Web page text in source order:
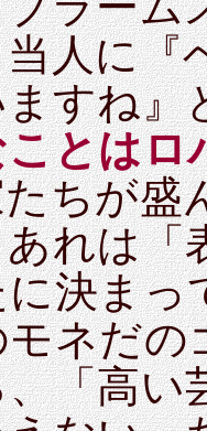
人に『
すね』
とはロ
ちが盛
れは「
決まっ
ネだの
「高い